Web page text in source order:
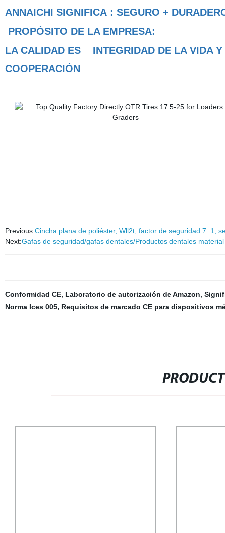
ANNAICHI SIGNIFICA : SEGURO +
PROPÓSITO DE LA EMPRESA:
LA CALIDAD ES INTEGRIDAD DE LA VIDA
COOPERACIÓN
Previous:Cincha plana de poliéster, Wll2t, factor de seguridad 7: 1,
Next:Gafas de seguridad/gafas dentales/Productos dentales
Conformidad CE, Laboratorio de autorización de Amazon,
Norma Ices 005, Requisitos de marcado CE para dispositivos